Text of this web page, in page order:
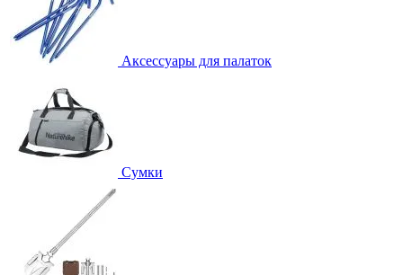
Аксессуары для палаток
Сумки